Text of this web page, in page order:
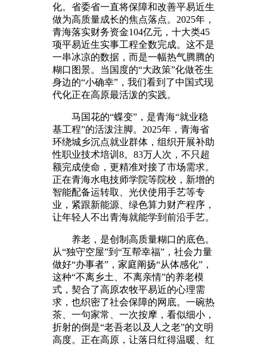
化。省委省一直将保障和改善平易近生
做为高质量成长的焦点落点。2025年，
青海落实财务资金104亿元，十大类45
项平易近生实事工程全数完成。这不是
一串冰凉的数据，而是一幅热气腾腾的
糊口图景。当国度的“大政策”化做苍生
身边的“小确幸”，我们看到了中国式现
代化正在高原最活泼的实践。
马国花的“蝶变”，是青海“就业稳
基工程”的活泼注脚。2025年，青海省
环绕城乡沉点就业群体，组织开展补助
性职业技术培训8。83万人次，不只超
额完成使命，更精准对接了市场需求。
正在青海水电技师学院等院校，新增的
智能配备运转取、光伏使用手艺等专
业，紧跟新能源、绿色算力财产程序，
让年轻人不出青海就能学到前沿手艺。
养老，是创制高质量糊口的底色。
从“独守空屋”到“互帮幸福”，社会力量
做好“办事者”，家庭阐扬“从体感化”，
这种“不离乡土、不离亲情”的养老模
式，契合了高原农牧平易近的心理需
求，也织密了社会保障的网底。一碗热
茶、一句家常、一次按摩，看似细小，
折射的倒是“老吾老以及人之老”的文明
高度。正在高原，让落日红得温暖、红